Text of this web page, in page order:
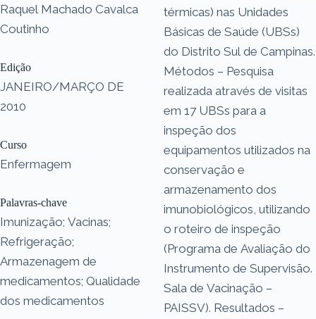
Raquel Machado Cavalca
Coutinho
Edição
JANEIRO/MARÇO DE
2010
Curso
Enfermagem
Palavras-chave
Imunização; Vacinas;
Refrigeração;
Armazenagem de
medicamentos; Qualidade
dos medicamentos
térmicas) nas Unidades
Básicas de Saúde (UBSs)
do Distrito Sul de Campinas.
Métodos – Pesquisa
realizada através de visitas
em 17 UBSs para a
inspeção dos
equipamentos utilizados na
conservação e
armazenamento dos
imunobiológicos, utilizando
o roteiro de inspeção
(Programa de Avaliação do
Instrumento de Supervisão.
Sala de Vacinação –
PAISSV). Resultados –